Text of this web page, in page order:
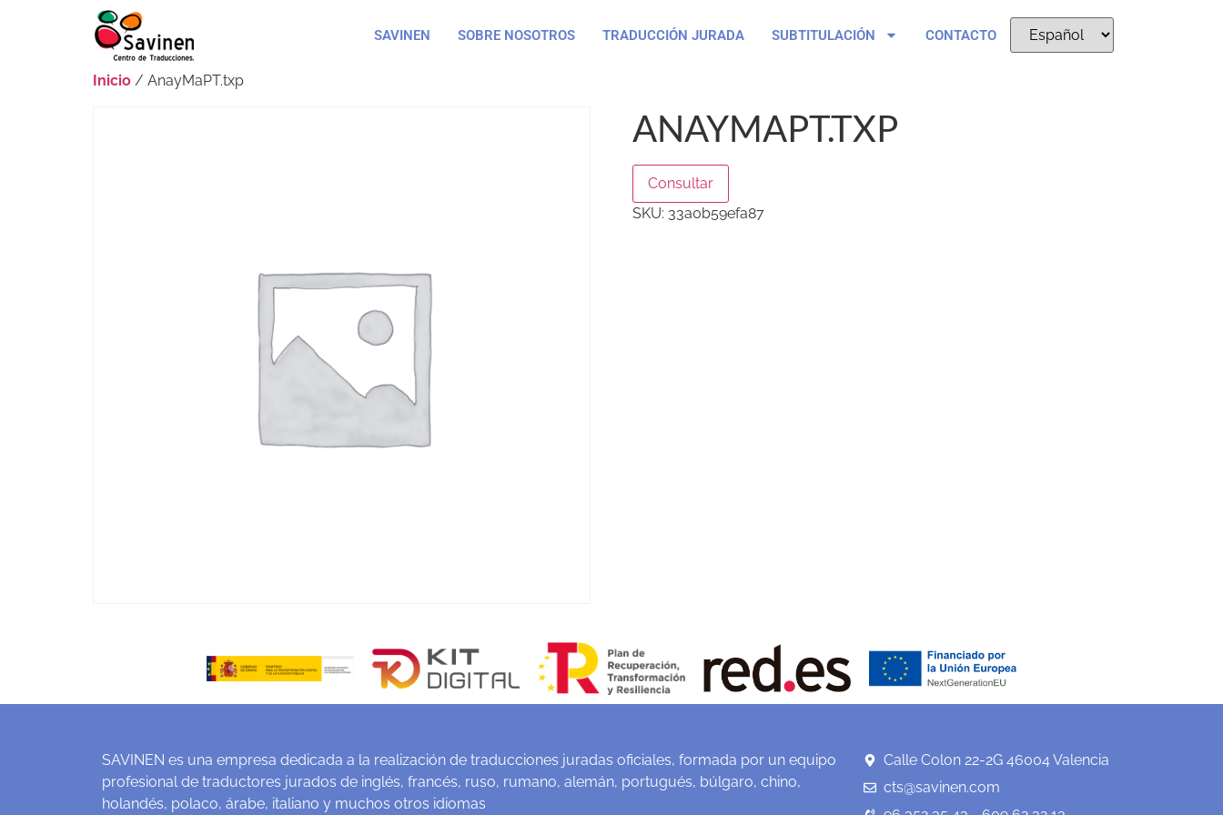
SAVINEN SOBRE NOSOTROS TRADUCCIÓN JURADA SUBTITULACIÓN CONTACTO
Inicio / AnayMaPT.txp
ANAYMAPT.TXP
Consultar
SKU: 33a0b59efa87
SAVINEN es una empresa dedicada a la realización de traducciones juradas oficiales, formada por un equipo
profesional de traductores jurados de inglés, francés, ruso, rumano, alemán, portugués, búlgaro, chino,
holandés, polaco, árabe, italiano y muchos otros idiomas
Calle Colon 22-2G 46004 Valencia
cts@savinen.com